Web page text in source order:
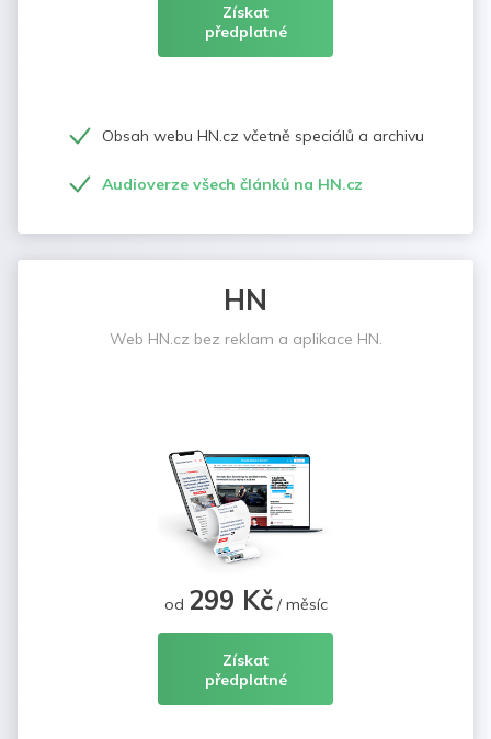
Získat
předplatné
Obsah webu HN.cz včetně speciálů a archivu
Audioverze všech článků na HN.cz
HN
Web HN.cz bez reklam a aplikace HN.
od 299 Kč/ měsíc
Získat
předplatné